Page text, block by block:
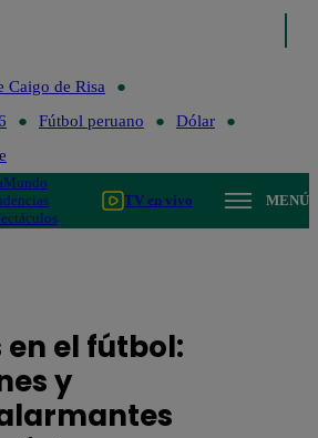
Caigo de Risa
Fútbol peruano
Dólar
Mundo
TV en vivo MENÚ
en el fútbol:
y